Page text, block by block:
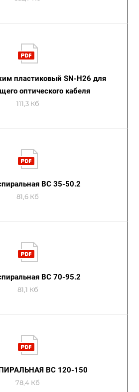
пластиковый SN-H26 для
оптического кабеля
111,3 Кб
ВС 35-50.2
81,6 Кб
ВС 70-95.2
81,1 Кб
ВС 120-150
78,4 Кб